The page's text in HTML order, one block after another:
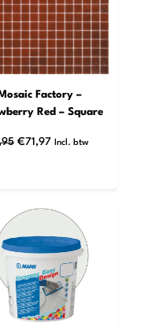
Factory –
Red – Square
Oorspronkelijke
€71,97Huidige
Incl. btw